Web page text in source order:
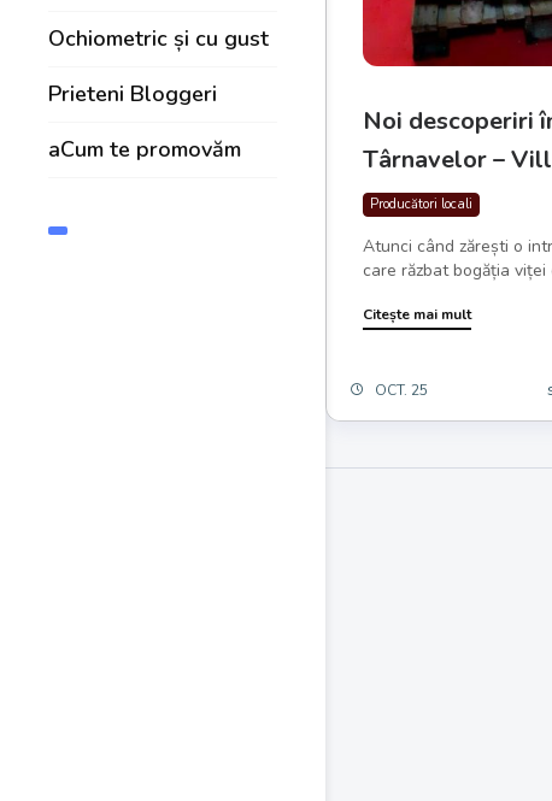
Ochiometric și cu gust
Prieteni Bloggeri
aCum te promovăm
Noi descoperiri
Târnavelor –
Producători locali
Atunci când zărești o
care răzbat bogăția viței
Citește mai mult
OCT. 25